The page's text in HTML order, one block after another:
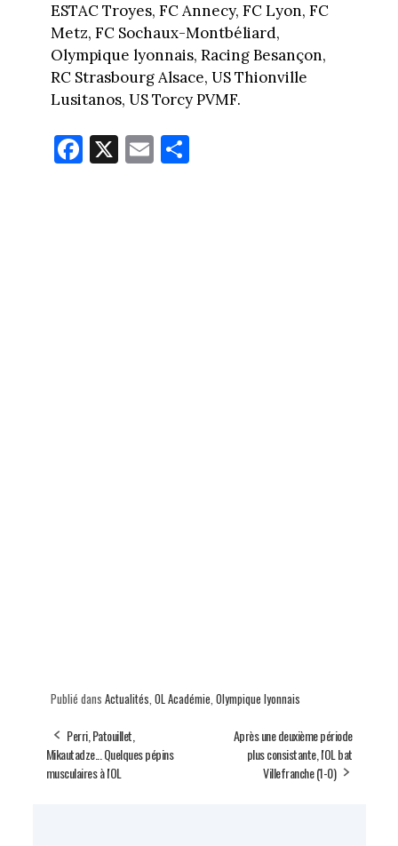
ESTAC Troyes, FC Annecy, FC Lyon, FC
Metz, FC Sochaux-Montbéliard,
Olympique lyonnais, Racing Besançon,
RC Strasbourg Alsace, US Thionville
Lusitanos, US Torcy PVMF.
Fa
ce
X E
m
Pa
rt
Publié dans Actualités OL Académie Olympique lyonnais
Perri, Patouillet,
Mikautadze... Quelques pépins
musculaires à l'OL
Après une deuxième période
plus consistante, l'OL bat
Villefranche (1-0)